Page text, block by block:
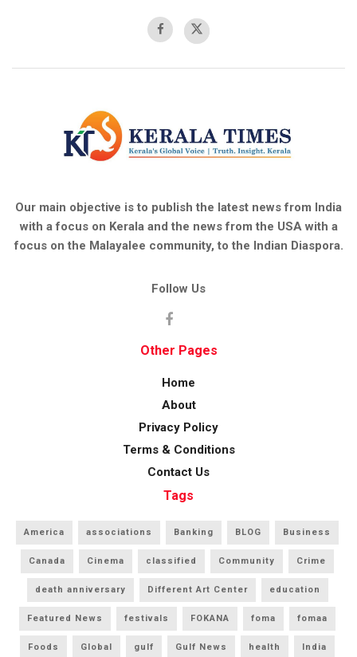
Our main objective is to publish the latest news from India
with a focus on Kerala and the news from the USA with a
focus on the Malayalee community, to the Indian Diaspora.
Follow Us
Other Pages
Home
About
Privacy Policy
Terms & Conditions
Contact Us
Tags
America associations Banking BLOG Business
Canada Cinema classified Community Crime
death anniversary Different Art Center education
Featured News festivals FOKANA foma fomaa
Foods Global gulf Gulf News health India